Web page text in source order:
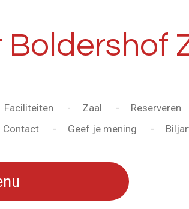
Boldershof
Faciliteiten Zaal Reserveren
Contact Geef je mening